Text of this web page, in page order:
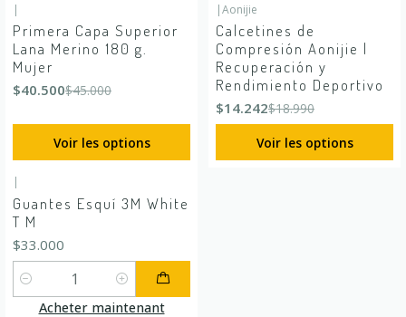
|
Primera Capa Superior
Lana Merino 180 g.
Mujer
$40.500$45.000
Voir les options
-25% DÉSACTIVÉ
|Aonijie
Calcetines de
Compresión Aonijie |
Recuperación y
Rendimiento Deportivo
$14.242$18.990
Voir les options
|
Guantes Esquí 3M White
T M
$33.000
Quantité
Acheter maintenant